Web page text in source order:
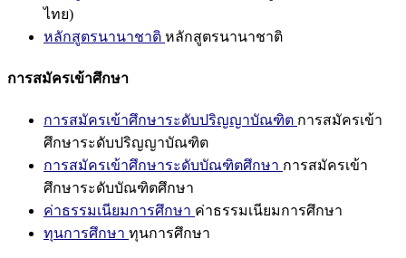
ไทย)
หลักสูตรนานาชาติ หลักสูตรนานาชาติ
การสมัครเข้าศึกษา
การสมัครเข้าศึกษาระดับปริญญาบัณฑิต การสมัครเข้า
ศึกษาระดับปริญญาบัณฑิต
การสมัครเข้าศึกษาระดับบัณฑิตศึกษา การสมัครเข้า
ศึกษาระดับบัณฑิตศึกษา
ค่าธรรมเนียมการศึกษา ค่าธรรมเนียมการศึกษา
ทุนการศึกษา ทุนการศึกษา